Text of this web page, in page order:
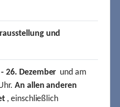
und
26. Dezember und am
An allen anderen
, einschließlich